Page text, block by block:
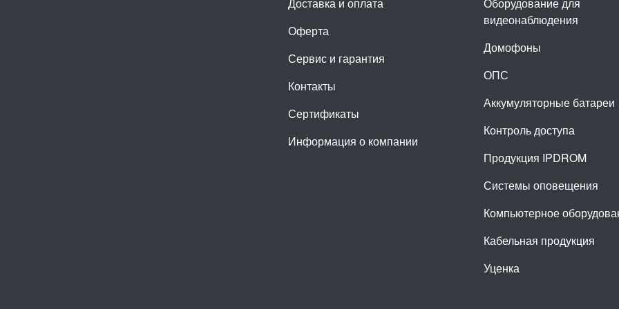
Оферта
Сервис и гарантия
Контакты
Сертификаты
Информация о компании
видеонаблюдения
Домофоны
ОПС
Аккумуляторные батареи
Контроль доступа
Продукция IPDROM
Системы оповещения
Компьютерное
Кабельная продукция
Уценка